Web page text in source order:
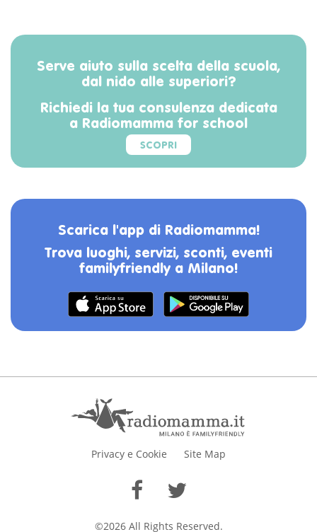
Serve aiuto sulla scelta della scuola,
dal nido alle superiori?
Richiedi la tua consulenza dedicata
a Radiomamma for school
SCOPRI
Scarica l'app di Radiomamma!
Trova luoghi, servizi, sconti, eventi
familyfriendly a Milano!
Privacy e Cookie Site Map
©2026 All Rights Reserved.